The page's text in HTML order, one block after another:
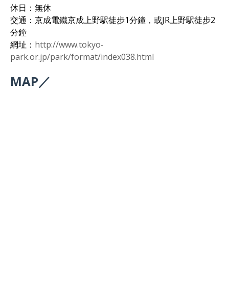
休日：無休
交通：京成電鐵京成上野駅徒步1分鐘，或JR上野駅徒步2
分鐘
網址： http://www.tokyo-
park.or.jp/park/format/index038.html
MAP／